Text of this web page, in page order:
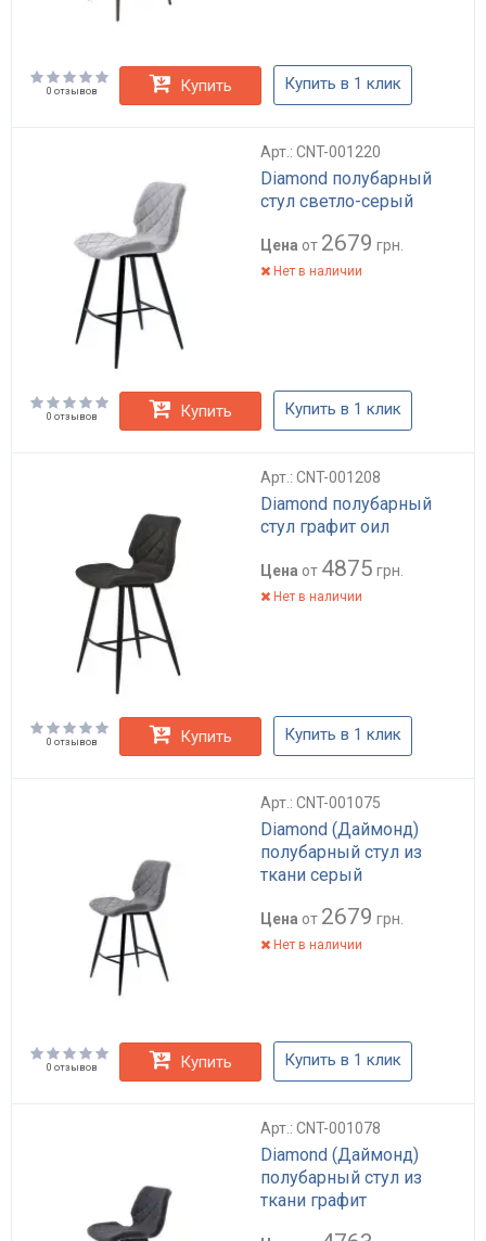
0 отзывов Купить Купить в 1 клик
Арт.: CNT-001220
Diamond полубарный
стул светло-серый
Цена от 2679 грн.
Нет в наличии
0 отзывов Купить Купить в 1 клик
Арт.: CNT-001208
Diamond полубарный
стул графит оил
Цена от 4875 грн.
Нет в наличии
0 отзывов Купить Купить в 1 клик
Арт.: CNT-001075
Diamond (Даймонд)
полубарный стул из
ткани серый
Цена от 2679 грн.
Нет в наличии
0 отзывов Купить Купить в 1 клик
Арт.: CNT-001078
Diamond (Даймонд)
полубарный стул из
ткани графит